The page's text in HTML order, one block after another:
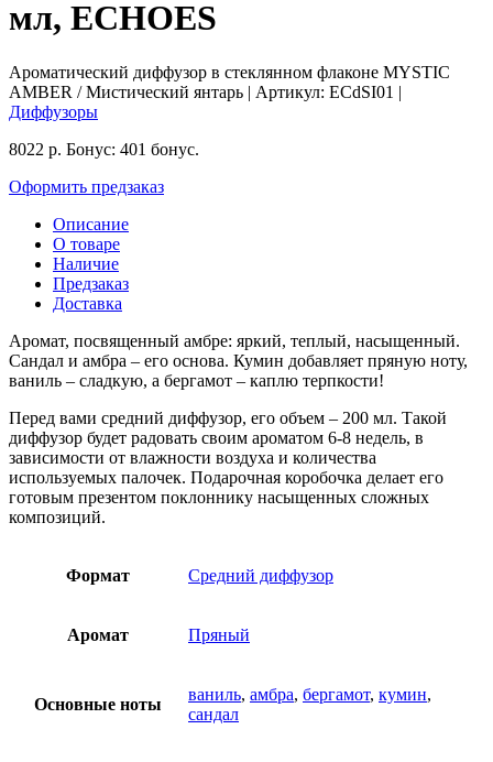
мл, ECHOES
Ароматический диффузор в стеклянном флаконе MYSTIC
AMBER / Мистический янтарь | Артикул: ECdSI01 |
Диффузоры
8022 р. Бонус: 401 бонус.
Оформить предзаказ
Описание
О товаре
Наличие
Предзаказ
Доставка
Аромат, посвященный амбре: яркий, теплый, насыщенный.
Сандал и амбра – его основа. Кумин добавляет пряную ноту,
ваниль – сладкую, а бергамот – каплю терпкости!
Перед вами средний диффузор, его объем – 200 мл. Такой
диффузор будет радовать своим ароматом 6-8 недель, в
зависимости от влажности воздуха и количества
используемых палочек. Подарочная коробочка делает его
готовым презентом поклоннику насыщенных сложных
композиций.
Формат Средний диффузор
Аромат Пряный
Основные ноты
ваниль, амбра, бергамот, кумин,
сандал